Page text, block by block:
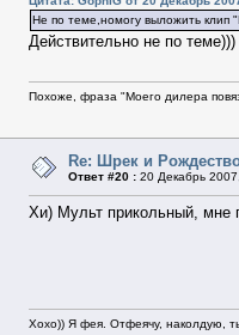
Не по теме,номогу выложить клип
Действительно не по теме)))
Похоже, фраза "Моего дилера
Re: Шрек и
Ответ #20 : 20 Декабрь
Хи) Мульт прикольный, мне
Хохо)) Я фея. Отфеячу, наколдую,